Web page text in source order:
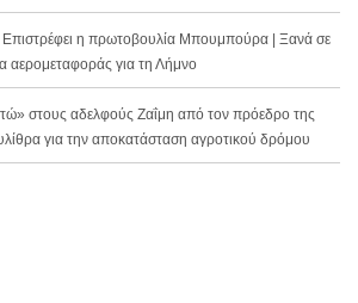
Επιστρέφει η πρωτοβουλία Μπουμπούρα | Ξανά σε
αερομεταφοράς για τη Λήμνο
στους αδελφούς Ζαΐμη από τον πρόεδρο της
για την αποκατάσταση αγροτικού δρόμου